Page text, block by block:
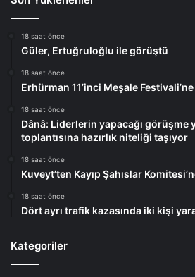
18 saat önce
Güler, Ertuğruloğlu ile görüştü
18 saat önce
Erhürman 11’inci Meşale Festivali’ne
18 saat önce
Dânâ: Liderlerin yapacağı görüşme
toplantısına hazırlık niteliği taşıyor
18 saat önce
Kuveyt’ten Kayıp Şahıslar
18 saat önce
Dört ayrı trafik kazasında iki kişi
Kategoriler